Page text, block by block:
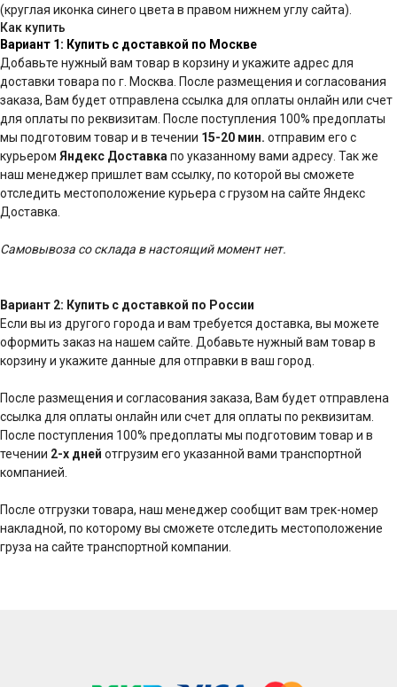
(круглая иконка синего цвета в правом нижнем углу сайта).
Как купить
Вариант 1: Купить с доставкой по Москве
Добавьте нужный вам товар в корзину и укажите адрес для
доставки товара по г. Москва. После размещения и согласования
заказа, Вам будет отправлена ссылка для оплаты онлайн или счет
для оплаты по реквизитам. После поступления 100% предоплаты
мы подготовим товар и в течении 15-20 мин. отправим его с
курьером Яндекс Доставкапо указанному вами адресу. Так же
наш менеджер пришлет вам ссылку, по которой вы сможете
отследить местоположение курьера с грузом на сайте Яндекс
Доставка.
Самовывоза со склада в настоящий момент нет.
Вариант 2: Купить с доставкой по России
Если вы из другого города и вам требуется доставка, вы можете
оформить заказ на нашем сайте. Добавьте нужный вам товар в
корзину и укажите данные для отправки в ваш город.
После размещения и согласования заказа, Вам будет отправлена
ссылка для оплаты онлайн или счет для оплаты по реквизитам.
После поступления 100% предоплаты мы подготовим товар и в
течении 2-х дней отгрузим его указанной вами транспортной
компанией.
После отгрузки товара, наш менеджер сообщит вам трек-номер
накладной, по которому вы сможете отследить местоположение
груза на сайте транспортной компании.